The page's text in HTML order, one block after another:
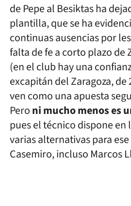
de Pepe al Besiktas ha
plantilla, que se ha
continuas ausencias por
falta de fe a corto plazo de
(en el club hay una
excapitán del Zaragoza, de
ven como una apuesta
Peroni mucho menos es
pues el técnico dispone
varias alternativas para
Casemiro, incluso Marcos